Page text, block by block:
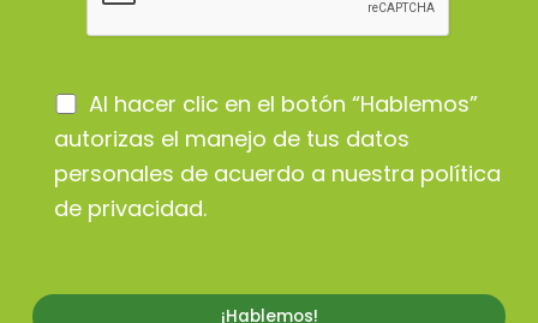
Al hacer clic en el botón “Hablemos”
autorizas el manejo de tus datos
personales de acuerdo a nuestra política
de privacidad.